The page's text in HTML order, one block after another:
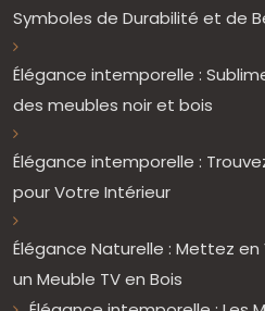
Symboles de Durabilité et de
Élégance intemporelle :
des meubles noir et bois
Élégance intemporelle :
pour Votre Intérieur
Élégance Naturelle : Mettez
un Meuble TV en Bois